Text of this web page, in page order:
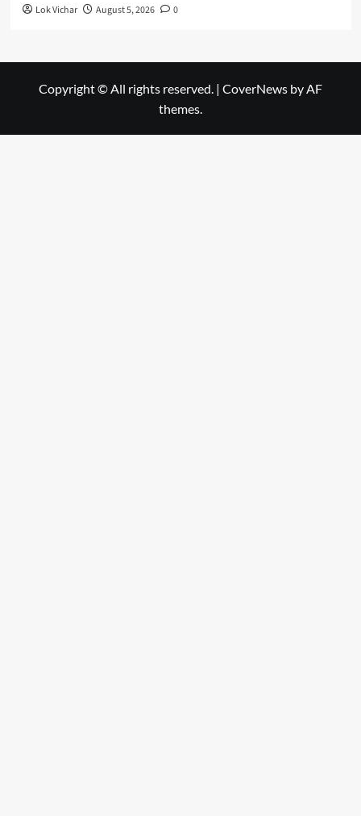
Lok Vichar August 5, 2026 0
Copyright © All rights reserved. | CoverNews by AF
themes.